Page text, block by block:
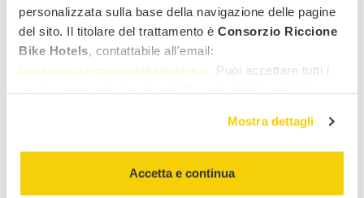
personalizzata sulla base della navigazione delle pagine
del sito. Il titolare del trattamento è Consorzio Riccione
Bike Hotels, contattabile all'email:
business@riccionebikehotels.it . Puoi accettare tutti i
gestire le tue preferenze facendo clic su "Personalizza".
Al fine di revocare il consenso prestato e visualizzare le
informazioni complete sul trattamento dei dati clicca qui:
Mostra dettagli
Accetta e continua
Pays